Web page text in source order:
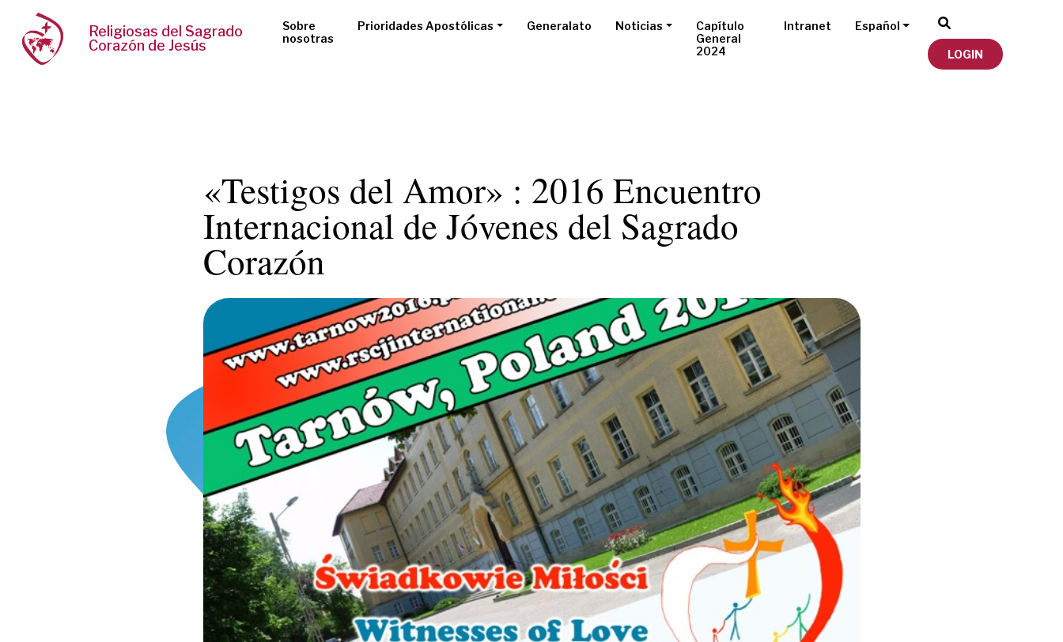
Religiosas del Sagrado
Corazón de Jesús
Sobre
nosotras
Prioridades Apostólicas Generalato Noticias
Capítulo
General
2024
Intranet Español
LOGIN
«Testigos del Amor» : 2016 Encuentro
Internacional de Jóvenes del Sagrado
Corazón